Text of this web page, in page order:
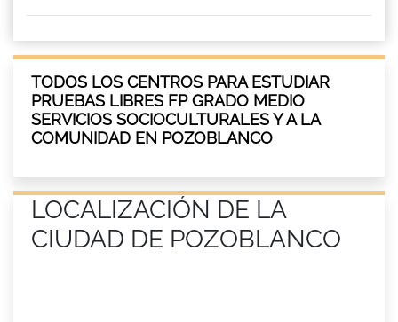
TODOS LOS CENTROS PARA ESTUDIAR
PRUEBAS LIBRES FP GRADO MEDIO
SERVICIOS SOCIOCULTURALES Y A LA
COMUNIDAD EN POZOBLANCO
LOCALIZACIÓN DE LA
CIUDAD DE POZOBLANCO